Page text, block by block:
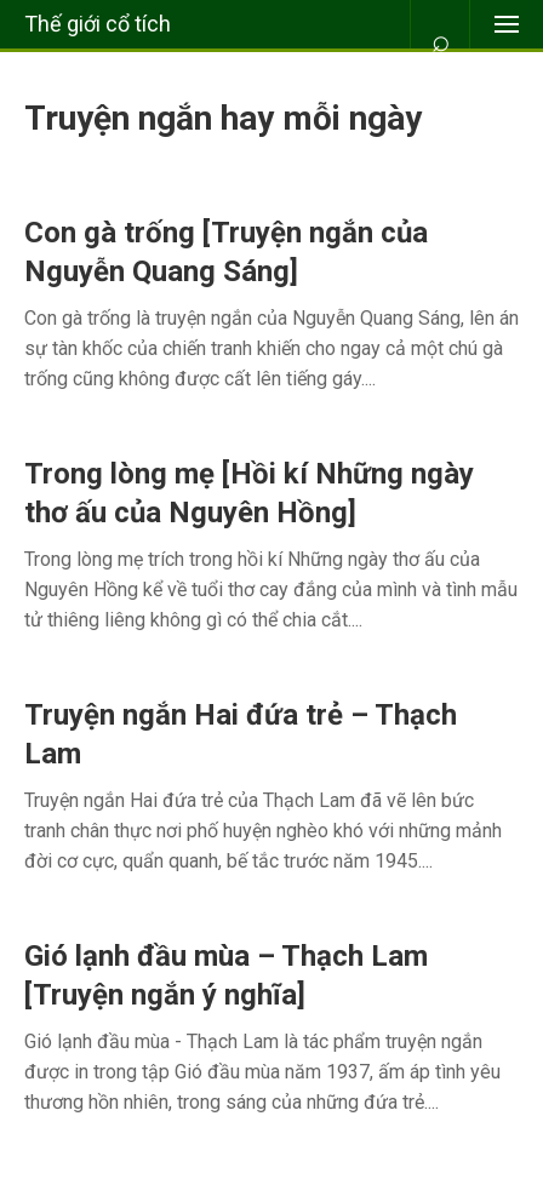
Thế giới cổ tích ⌕
Truyện ngắn hay mỗi ngày
Con gà trống [Truyện ngắn của
Nguyễn Quang Sáng]
Con gà trống là truyện ngắn của Nguyễn Quang Sáng, lên án
sự tàn khốc của chiến tranh khiến cho ngay cả một chú gà
trống cũng không được cất lên tiếng gáy....
Trong lòng mẹ [Hồi kí Những ngày
thơ ấu của Nguyên Hồng]
Trong lòng mẹ trích trong hồi kí Những ngày thơ ấu của
Nguyên Hồng kể về tuổi thơ cay đắng của mình và tình mẫu
tử thiêng liêng không gì có thể chia cắt....
Truyện ngắn Hai đứa trẻ – Thạch
Lam
Truyện ngắn Hai đứa trẻ của Thạch Lam đã vẽ lên bức
tranh chân thực nơi phố huyện nghèo khó với những mảnh
đời cơ cực, quẩn quanh, bế tắc trước năm 1945....
Gió lạnh đầu mùa – Thạch Lam
[Truyện ngắn ý nghĩa]
Gió lạnh đầu mùa - Thạch Lam là tác phẩm truyện ngắn
được in trong tập Gió đầu mùa năm 1937, ấm áp tình yêu
thương hồn nhiên, trong sáng của những đứa trẻ....